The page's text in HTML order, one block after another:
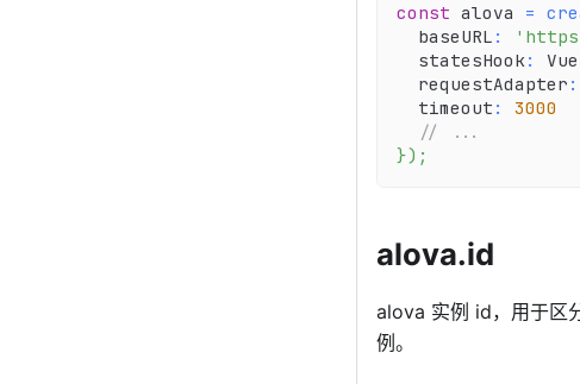
const alova =
  baseURL
:
  statesHook
:
  requestAdapter
:
  timeout
:
3000
// ...
}) ;
alova.id
alova 实例 id，用于区
例。